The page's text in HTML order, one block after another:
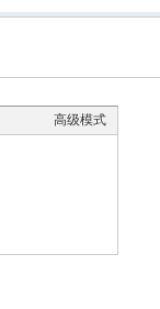
高级模式